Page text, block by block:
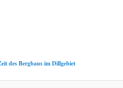
des Bergbaus im Dillgebiet